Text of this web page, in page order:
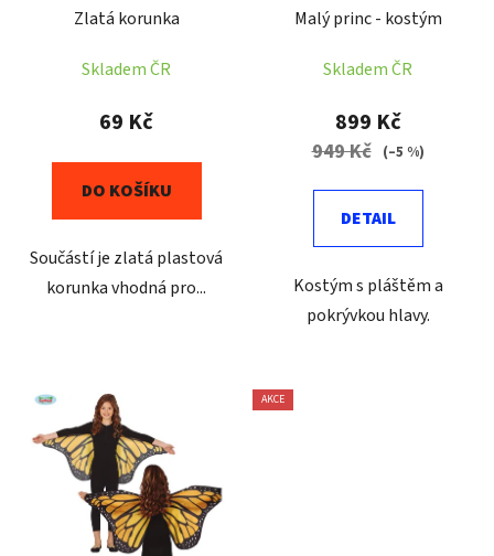
Zlatá korunka
Skladem ČR
69 Kč
DO KOŠÍKU
Součástí je zlatá plastová
korunka vhodná pro...
Malý princ - kostým
Skladem ČR
899 Kč
949 Kč (–5 %)
DETAIL
Kostým s pláštěm a
pokrývkou hlavy.
AKCE